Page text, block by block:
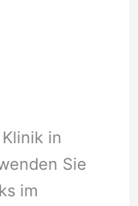
in
Sie
im